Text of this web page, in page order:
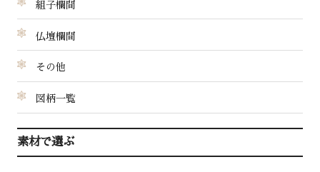
組子欄間
仏壇欄間
その他
図柄一覧
素材で選ぶ